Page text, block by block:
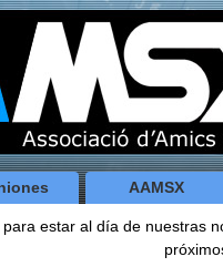
AAMSX
estar al día de nuestras